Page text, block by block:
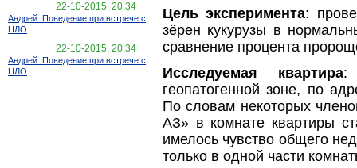
22-10-2015, 20:34
Андрей: Поведение при встрече с
НЛО
22-10-2015, 20:34
Андрей: Поведение при встрече с
НЛО
Цель эксперимента:
зёрен кукурузы в
сравнение процента
Исследуемая квартира:
геопатогенной зоне, по
По словам некоторых
АЗ» в комнате квартиры
имелось чувство общего
только в одной части